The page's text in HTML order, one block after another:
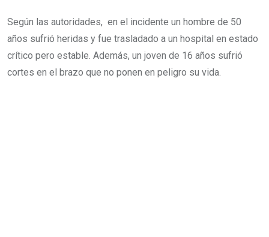
Según las autoridades, en el incidente un hombre de 50
años sufrió heridas y fue trasladado a un hospital en estado
crítico pero estable. Además, un joven de 16 años sufrió
cortes en el brazo que no ponen en peligro su vida.